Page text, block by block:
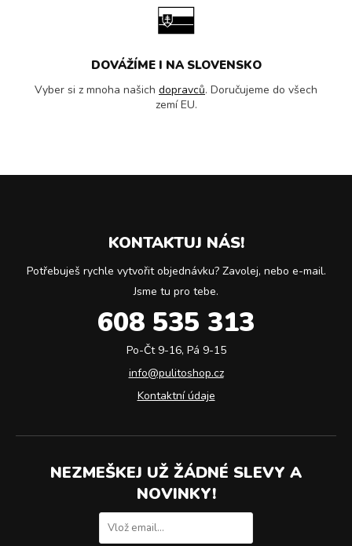
DOVÁŽÍME I NA SLOVENSKO
Vyber si z mnoha našich dopravců. Doručujeme do všech
zemí EU.
KONTAKTUJ NÁS!
Potřebuješ rychle vytvořit objednávku? Zavolej, nebo e-mail.
Jsme tu pro tebe.
608 535 313
Po-Čt 9-16, Pá 9-15
info@pulitoshop.cz
Kontaktní údaje
NEZMEŠKEJ UŽ ŽÁDNÉ SLEVY A
NOVINKY!